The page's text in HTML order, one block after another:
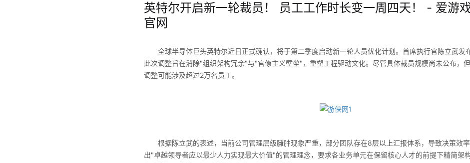
英特尔开启新一轮裁员！ 员工工作时长变一周四天！ - 爱游
官网
全球半导体巨头英特尔近日正式确认，将于第二季度启动新一轮人员优化计划。首席执行官陈立武发布
此次调整旨在消除"组织架构冗余"与"官僚主义壁垒"，重塑工程驱动文化。尽管具体裁员规模尚未公布，
调整可能涉及超过2万名员工。
根据陈立武的表述，当前公司管理层级臃肿现象严重，部分团队存在8层以上汇报体系，导致决策效
出"卓越领导者应以最少人力实现最大价值"的管理理念，要求各业务单元在保留核心人才的前提下精简架